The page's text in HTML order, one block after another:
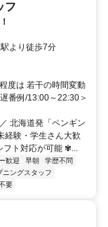
フ
より徒歩7分
度は 若干の時間変動
番例/13:00～22:30＞
北海道発「ペンギン
経験・学生さん大歓
フト対応が可能 ✾...
歓迎 早朝
学歴不問
ニングスタッフ
要